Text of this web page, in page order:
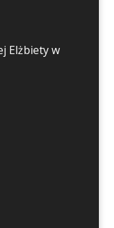
Elżbiety w